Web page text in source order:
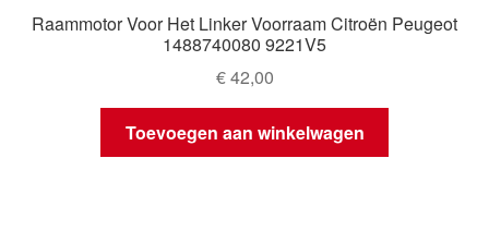
Raammotor Voor Het Linker Voorraam Citroën Peugeot
1488740080 9221V5
€42,00
Toevoegen aan winkelwagen